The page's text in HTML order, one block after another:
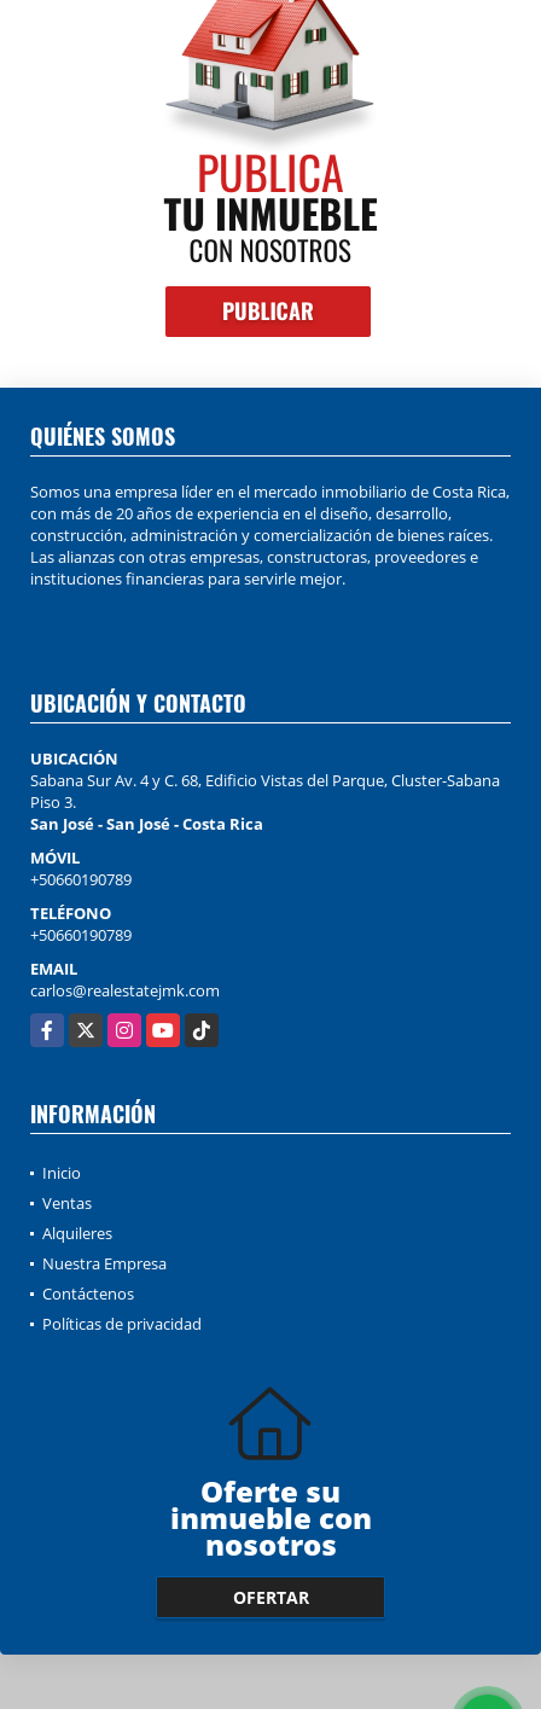
QUIÉNES SOMOS
Somos una empresa líder en el mercado inmobiliario de Costa Rica,
con más de 20 años de experiencia en el diseño, desarrollo,
construcción, administración y comercialización de bienes raíces.
Las alianzas con otras empresas, constructoras, proveedores e
instituciones financieras para servirle mejor.
UBICACIÓN Y CONTACTO
UBICACIÓN
Sabana Sur Av. 4 y C. 68, Edificio Vistas del Parque, Cluster-Sabana
Piso 3.
San José - San José - Costa Rica
MÓVIL
+50660190789
TELÉFONO
+50660190789
EMAIL
carlos@realestatejmk.com
Facebook
X InstagramYouTubeTikTok
INFORMACIÓN
Inicio
Ventas
Alquileres
Nuestra Empresa
Contáctenos
Políticas de privacidad
Oferte su
inmueble con
nosotros
OFERTAR